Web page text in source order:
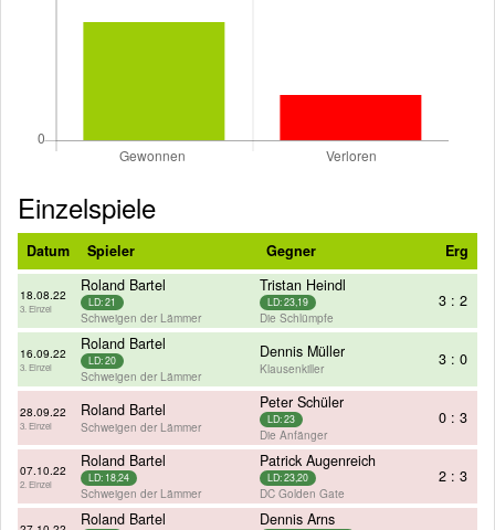
Einzelspiele
Datum Spieler Gegner Erg
18.08.22
3. Einzel
Roland Bartel
LD: 21
Schweigen der Lämmer
Tristan Heindl
LD: 23,19
Die Schlümpfe
3 : 2
16.09.22
3. Einzel
Roland Bartel
LD: 20
Schweigen der Lämmer
Dennis Müller
Klausenkiller 3 : 0
28.09.22
3. Einzel
Roland Bartel
Schweigen der Lämmer
Peter Schüler
LD: 23
Die Anfänger
0 : 3
07.10.22
2. Einzel
Roland Bartel
LD: 18,24
Schweigen der Lämmer
Patrick Augenreich
LD: 23,20
DC Golden Gate
2 : 3
Roland Bartel Dennis Arns